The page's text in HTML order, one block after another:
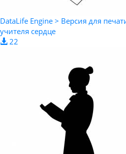
DataLife Engine > Версия для
учителя сердце
22